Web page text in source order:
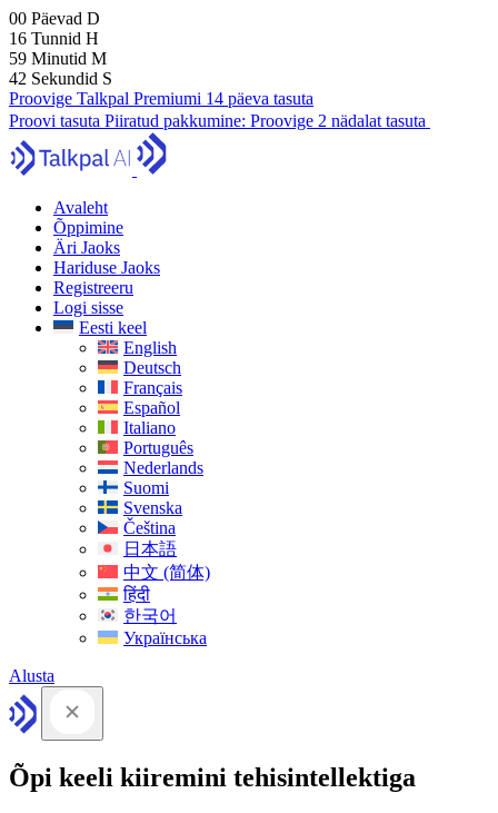
00 Päevad D
16 Tunnid H
59 Minutid M
41 Sekundid S
Proovige Talkpal Premiumi 14 päeva tasuta
Proovi tasuta Piiratud pakkumine: Proovige 2 nädalat tasuta
Avaleht
Õppimine
Äri Jaoks
Hariduse Jaoks
Registreeru
Logi sisse
Eesti keel
English
Deutsch
Français
Español
Italiano
Português
Nederlands
Suomi
Svenska
Čeština
日本語
中文 (简体)
हिंदी
한국어
Українська
Alusta
Õpi keeli kiiremini tehisintellektiga